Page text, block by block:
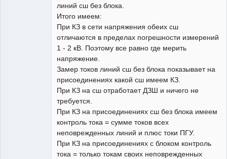
линий сш без блока.
Итого имеем:
При КЗ в сети напряжения обеих сш
отличаются в пределах погрешности измерений
1 - 2 кВ. Поэтому все равно где мерить
напряжение.
Замер токов линий сш без блока показывает на
присоединениях какой сш имеем КЗ.
При КЗ на сш отработает ДЗШ и ничего не
требуется.
При КЗ на присоединениях сш без блока имеем
контроль тока = сумме токов всех
неповрежденных линий и плюс токи ПГУ.
При КЗ на присоединениях с блоком контроль
тока = только токам своих неповрежденных